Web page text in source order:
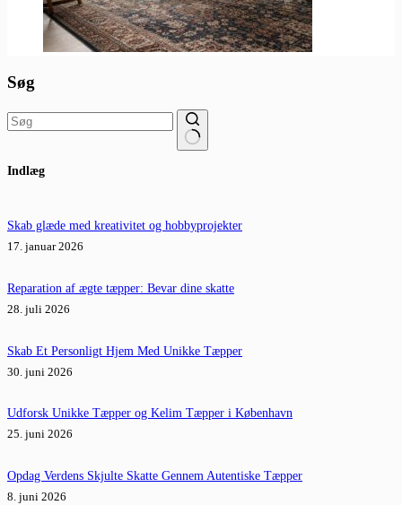
Søg
resultater
Indlæg
Skab glæde med kreativitet og hobbyprojekter
17. januar 2026
Reparation af ægte tæpper: Bevar dine skatte
28. juli 2026
Skab Et Personligt Hjem Med Unikke Tæpper
30. juni 2026
Udforsk Unikke Tæpper og Kelim Tæpper i København
25. juni 2026
Opdag Verdens Skjulte Skatte Gennem Autentiske Tæpper
8. juni 2026